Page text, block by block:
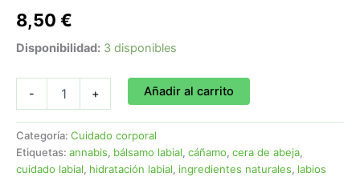
8,50 €
Disponibilidad: 3 disponibles
- + Añadir al carrito
Categoría: Cuidado corporal
Etiquetas: annabis, bálsamo labial, cáñamo, cera de abeja,
cuidado labial, hidratación labial, ingredientes naturales, labios